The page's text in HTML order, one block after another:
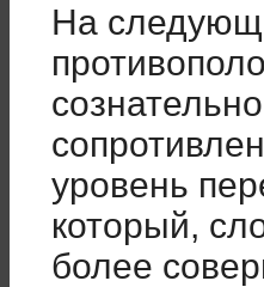
На
уровень
который,
более